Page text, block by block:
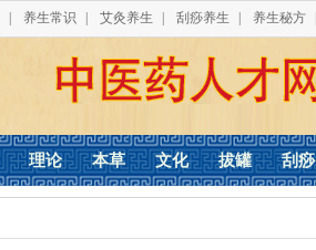
养生常识 艾灸养生 刮痧养生 养生秘方
理论 本草 文化 拔罐 刮痧